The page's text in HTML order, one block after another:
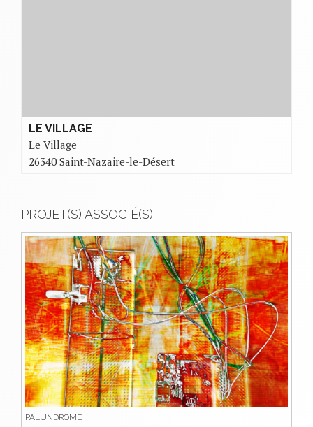
LE VILLAGE
Le Village
26340 Saint-Nazaire-le-Désert
PROJET(S) ASSOCIÉ(S)
PALUNDROME